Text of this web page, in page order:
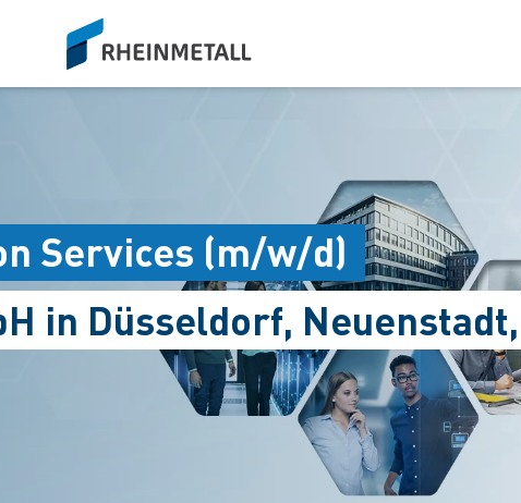
siteLogo
Services (m/w/d)
in Düsseldorf,